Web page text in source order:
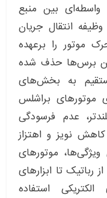
واسطه‌ای بین منبع
انتقال جریان
موتور را برعهده
این برس‌ها حذف شده
به بخش‌های
موتورهای براشلس
عدم فرسودگی
نویز و اهتزاز
موتورهای
رباتیک تا ابزارهای
استفاده